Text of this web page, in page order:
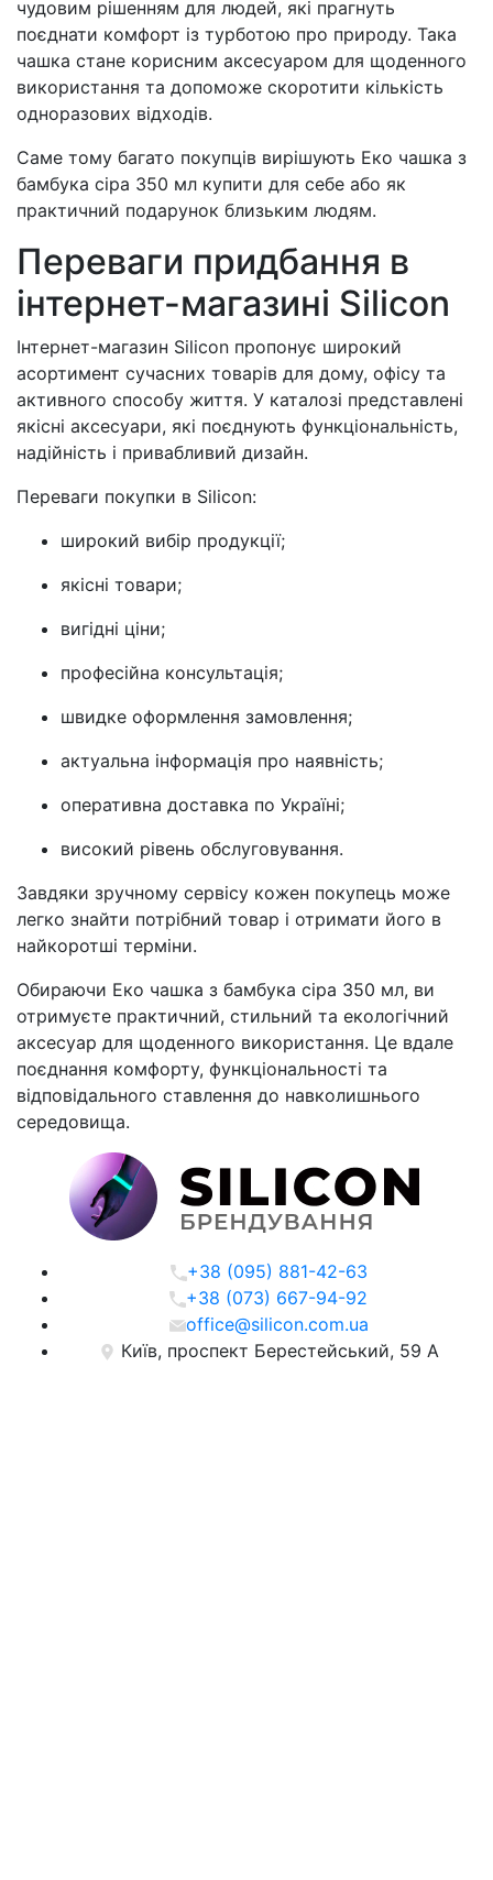
чудовим рішенням для людей, які прагнуть
поєднати комфорт із турботою про природу. Така
чашка стане корисним аксесуаром для щоденного
використання та допоможе скоротити кількість
одноразових відходів.
Саме тому багато покупців вирішують Еко чашка з
бамбука сіра 350 мл купити для себе або як
практичний подарунок близьким людям.
Переваги придбання в
інтернет-магазині Silicon
Інтернет-магазин Silicon пропонує широкий
асортимент сучасних товарів для дому, офісу та
активного способу життя. У каталозі представлені
якісні аксесуари, які поєднують функціональність,
надійність і привабливий дизайн.
Переваги покупки в Silicon:
широкий вибір продукції;
якісні товари;
вигідні ціни;
професійна консультація;
швидке оформлення замовлення;
актуальна інформація про наявність;
оперативна доставка по Україні;
високий рівень обслуговування.
Завдяки зручному сервісу кожен покупець може
легко знайти потрібний товар і отримати його в
найкоротші терміни.
Обираючи Еко чашка з бамбука сіра 350 мл, ви
отримуєте практичний, стильний та екологічний
аксесуар для щоденного використання. Це вдале
поєднання комфорту, функціональності та
відповідального ставлення до навколишнього
середовища.
+38 (095) 881-42-63
+38 (073) 667-94-92
office@silicon.com.ua
Київ, проспект Берестейський, 59 А